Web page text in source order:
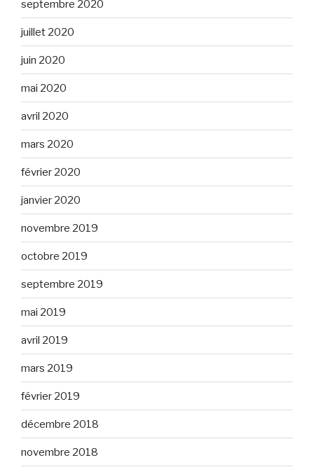
septembre 2020
juillet 2020
juin 2020
mai 2020
avril 2020
mars 2020
février 2020
janvier 2020
novembre 2019
octobre 2019
septembre 2019
mai 2019
avril 2019
mars 2019
février 2019
décembre 2018
novembre 2018